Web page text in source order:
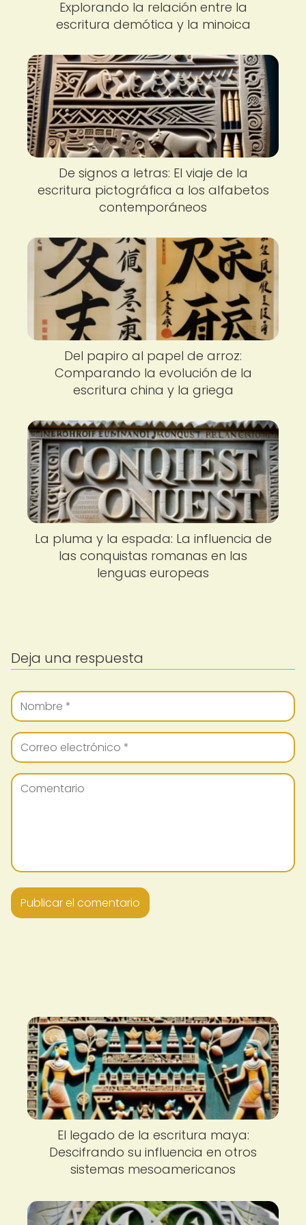
Explorando la relación entre la
escritura demótica y la minoica
De signos a letras: El viaje de la
escritura pictográfica a los alfabetos
contemporáneos
Del papiro al papel de arroz:
Comparando la evolución de la
escritura china y la griega
La pluma y la espada: La influencia de
las conquistas romanas en las
lenguas europeas
Deja una respuesta
El legado de la escritura maya:
Descifrando su influencia en otros
sistemas mesoamericanos